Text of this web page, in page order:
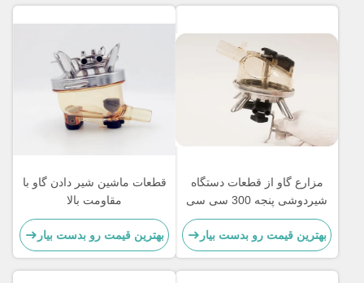
مزارع گاو از قطعات دستگاه
شیردوشی پنجه 300 سی سی
مواد PPSU بدون شیر استفاده
می کنند
بهترین قیمت رو بدست بیار
قطعات ماشين شير دادن گاو با
مقاومت بالا
بهترین قیمت رو بدست بیار